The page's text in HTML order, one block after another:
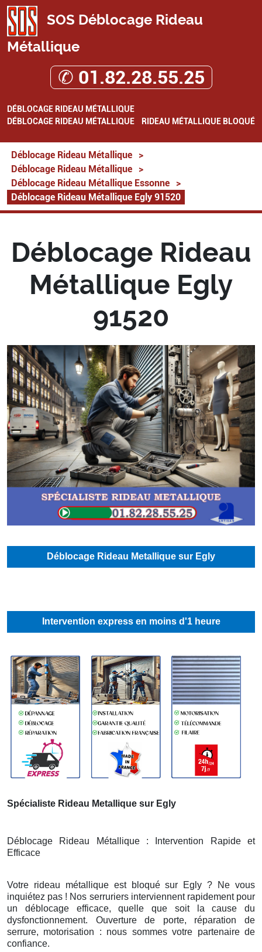
SOS Déblocage Rideau
Métallique
✆ 01.82.28.55.25
DÉBLOCAGE RIDEAU MÉTALLIQUE
DÉBLOCAGE RIDEAU MÉTALLIQUE
RIDEAU MÉTALLIQUE BLOQUÉ
Déblocage Rideau Métallique
>
Déblocage Rideau Métallique
>
Déblocage Rideau Métallique Essonne
>
Déblocage Rideau Métallique Egly 91520
Déblocage Rideau
Métallique Egly
91520
Déblocage Rideau Metallique sur Egly
Intervention express en moins d'1 heure
Spécialiste Rideau Metallique sur Egly
Déblocage Rideau Métallique : Intervention Rapide et
Efficace
Votre rideau métallique est bloqué sur Egly ? Ne vous
inquiétez pas ! Nos serruriers interviennent rapidement pour
un déblocage efficace, quelle que soit la cause du
dysfonctionnement. Ouverture de porte, réparation de
serrure, motorisation : nous sommes votre partenaire de
confiance.